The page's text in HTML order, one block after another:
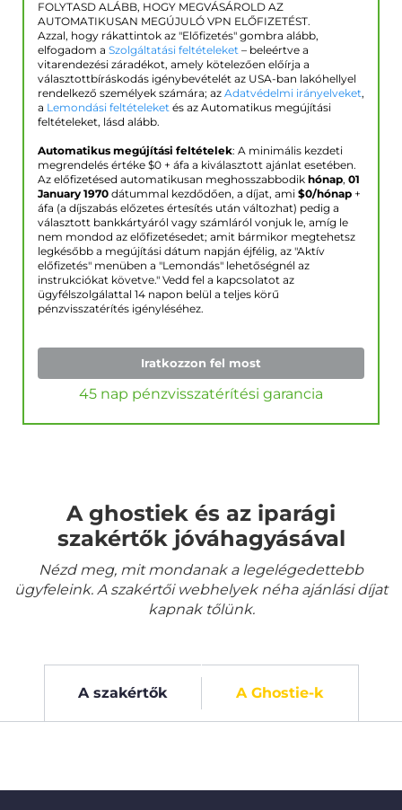
FOLYTASD ALÁBB, HOGY MEGVÁSÁROLD AZ
AUTOMATIKUSAN MEGÚJULÓ VPN ELŐFIZETÉST.
Azzal, hogy rákattintok az "Előfizetés" gombra alább,
elfogadom a Szolgáltatási feltételeket – beleértve a
vitarendezési záradékot, amely kötelezően előírja a
választottbíráskodás igénybevételét az USA-ban lakóhellyel
rendelkező személyek számára; az Adatvédelmi irányelveket,
a Lemondási feltételeket és az Automatikus megújítási
feltételeket, lásd alább.
Automatikus megújítási feltételek: A minimális kezdeti
megrendelés értéke $0 + áfa a kiválasztott ajánlat esetében.
Az előfizetésed automatikusan meghosszabbodik hónap, 01
January 1970 dátummal kezdődően, a díjat, ami $0/hónap +
áfa (a díjszabás előzetes értesítés után változhat) pedig a
választott bankkártyáról vagy számláról vonjuk le, amíg le
nem mondod az előfizetésedet; amit bármikor megtehetsz
legkésőbb a megújítási dátum napján éjfélig, az "Aktív
előfizetés" menüben a "Lemondás" lehetőségnél az
instrukciókat követve." Vedd fel a kapcsolatot az
ügyfélszolgálattal 14 napon belül a teljes körű
pénzvisszatérítés igényléséhez.
Iratkozzon fel most
45 nap pénzvisszatérítési garancia
A ghostiek és az iparági
szakértők jóváhagyásával
Nézd meg, mit mondanak a legelégedettebb
ügyfeleink. A szakértői webhelyek néha ajánlási díjat
kapnak tőlünk.
A szakértők A Ghostie-k